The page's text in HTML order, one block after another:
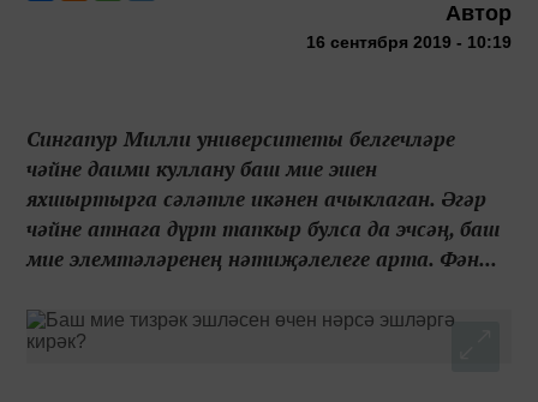
Автор
16 сентября 2019 - 10:19
Сингапур Милли университеты белгечләре
чәйне даими куллану баш мие эшен
яхшыртырга сәләтле икәнен ачыклаган. Әгәр
чәйне атнага дүрт тапкыр булса да эчсәң, баш
мие элемтәләренең нәтиҗәлелеге арта. Фән...